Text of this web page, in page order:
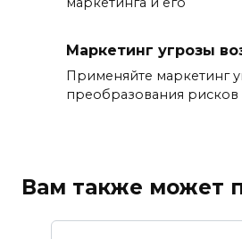
Маркетинг угрозы
Применяйте маркетинг
преобразования рисков
Вам также может